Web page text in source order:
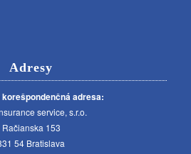
Adresy
adresa:
service, s.r.o.
Račianska 153
54 Bratislava